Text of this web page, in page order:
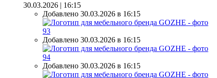
30.03.2026 | 16:15
Добавлено 30.03.2026 в 16:15
Добавлено 30.03.2026 в 16:15
Добавлено 30.03.2026 в 16:15